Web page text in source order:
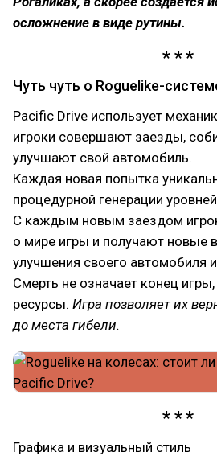
осложнение в виде рутины.
Чуть чуть о Roguelike-
Pacific Drive использует
игроки совершают заезды,
улучшают свой автомобиль.
Каждая новая попытка
процедурной генерации
С каждым новым заездом
о мире игры и получают новые
улучшения своего автомобиля
Смерть не означает конец
ресурсы. Игра позволяет их
до места гибели.
Графика и визуальный стиль